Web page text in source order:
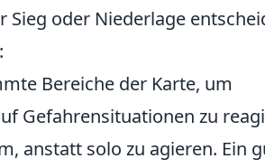
oder Niederlage
Bereiche der Karte, um
Gefahrensituationen zu
anstatt solo zu agieren. Ein